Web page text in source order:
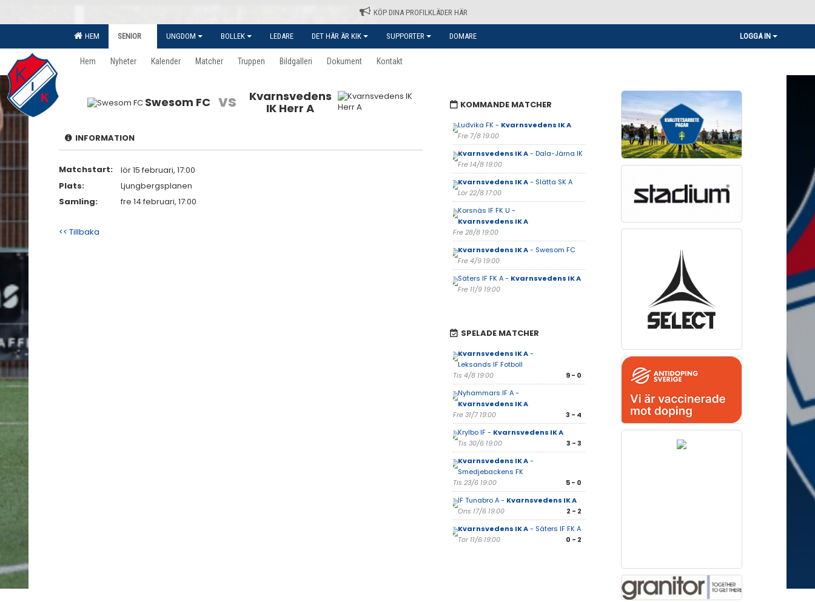
KÖP DINA PROFILKLÄDER HÄR
HEM SENIOR UNGDOM BOLLEK LEDARE DET HÄR ÄR KIK SUPPORTER DOMARE LOGGA IN
Hem Nyheter Kalender Matcher Truppen Bildgalleri Dokument Kontakt
Swesom FC vs
Kvarnsvedens
IK Herr A
INFORMATION
Matchstart:
lör 15 februari, 17:00
Plats:
Ljungbergsplanen
Samling:
fre 14 februari, 17:00
<< Tillbaka
KOMMANDE MATCHER
Ludvika FK - Kvarnsvedens IK A
Fre 7/8 19:00
Kvarnsvedens IK A- Dala-Järna IK
Fre 14/8 19:00
Kvarnsvedens IK A- Slätta SK A
Lör 22/8 17:00
Korsnäs IF FK U -
Kvarnsvedens IK A
Fre 28/8 19:00
Kvarnsvedens IK A- Swesom FC
Fre 4/9 19:00
Säters IF FK A - Kvarnsvedens IK A
Fre 11/9 19:00
SPELADE MATCHER
Kvarnsvedens IK A-
Leksands IF Fotboll
Tis 4/8 19:00
9 - 0
Nyhammars IF A -
Kvarnsvedens IK A
Fre 31/7 19:00
3 - 4
Krylbo IF - Kvarnsvedens IK A
Tis 30/6 19:00
3 - 3
Kvarnsvedens IK A-
Smedjebackens FK
Tis 23/6 19:00
5 - 0
IF Tunabro A - Kvarnsvedens IK A
Ons 17/6 19:00
2 - 2
Kvarnsvedens IK A- Säters IF FK A
Tor 11/6 19:00
0 - 2